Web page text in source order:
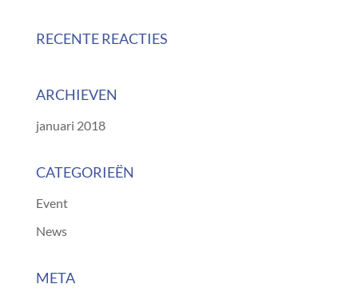
RECENTE REACTIES
ARCHIEVEN
januari 2018
CATEGORIEËN
Event
News
META